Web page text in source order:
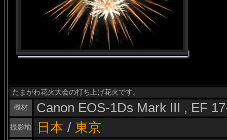
たまがわ花火大会の打ち上げ花火です。
機材
Canon EOS-1Ds Mark III , EF
撮影地 日本 / 東京